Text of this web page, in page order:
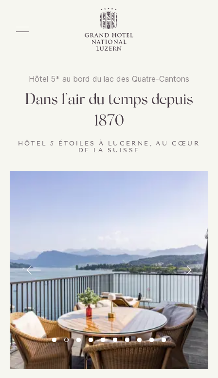
Hôtel 5* au bord du lac des Quatre-Cantons
Dans l’air du temps depuis
1870
HÔTEL 5 ÉTOILES À LUCERNE, AU CŒUR
DE LA SUISSE